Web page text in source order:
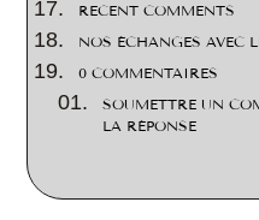
RECENT COMMENTS
NOS ÉCHANGES AVEC
0 COMMENTAIRES
SOUMETTRE UN
LA RÉPONSE